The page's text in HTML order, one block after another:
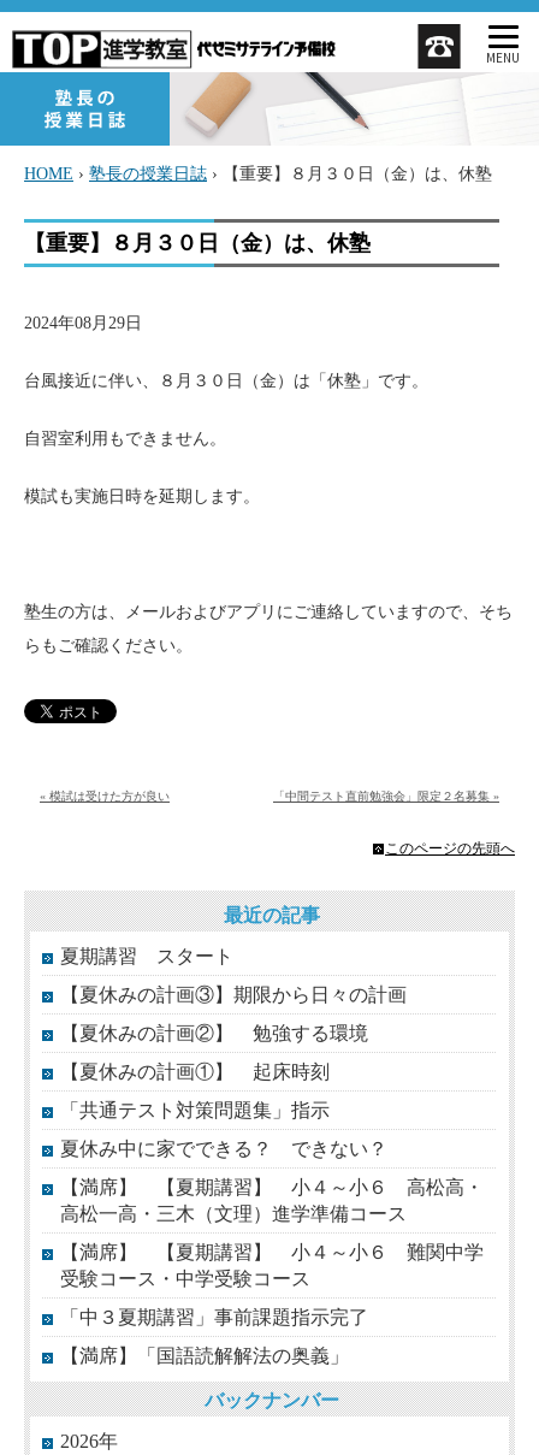
MENU
HOME › 塾長の授業日誌 › 【重要】８月３０日（金）は、休塾
【重要】８月３０日（金）は、休塾
2024年08月29日
台風接近に伴い、８月３０日（金）は「休塾」です。
自習室利用もできません。
模試も実施日時を延期します。
塾生の方は、メールおよびアプリにご連絡していますので、そち
らもご確認ください。
« 模試は受けた方が良い 「中間テスト直前勉強会」限定２名募集 »
このページの先頭へ
最近の記事
夏期講習 スタート
【夏休みの計画③】期限から日々の計画
【夏休みの計画②】 勉強する環境
【夏休みの計画①】 起床時刻
「共通テスト対策問題集」指示
夏休み中に家でできる？ できない？
【満席】 【夏期講習】 小４～小６ 高松高・
高松一高・三木（文理）進学準備コース
【満席】 【夏期講習】 小４～小６ 難関中学
受験コース・中学受験コース
「中３夏期講習」事前課題指示完了
【満席】「国語読解解法の奥義」
バックナンバー
2026年